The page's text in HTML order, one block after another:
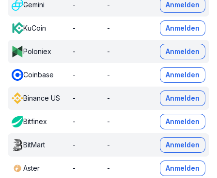
Gemini - - Anmelden
KuCoin - - Anmelden
Poloniex - - Anmelden
Coinbase - - Anmelden
Binance US - - Anmelden
Bitfinex - - Anmelden
BitMart - - Anmelden
Aster - - Anmelden